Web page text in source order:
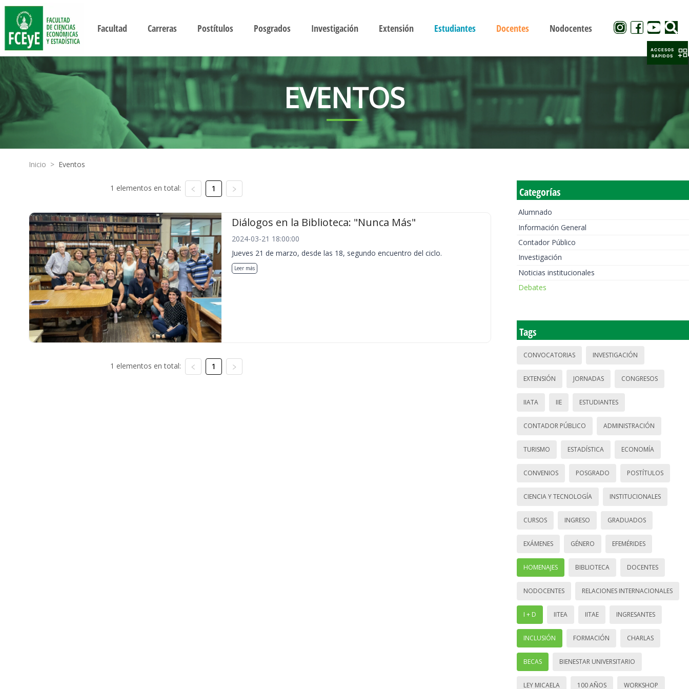
Facultad Carreras Postítulos Posgrados Investigación Extensión Estudiantes Docentes Nodocentes
EVENTOS
Inicio > Eventos
1 elementos en total: 1
Diálogos en la Biblioteca: "Nunca Más"
2024-03-21 18:00:00
Jueves 21 de marzo, desde las 18, segundo encuentro del ciclo.
Leer más
1 elementos en total: 1
Categorías
Alumnado
Información General
Contador Público
Investigación
Noticias institucionales
Debates
Tags
CONVOCATORIAS INVESTIGACIÓN
EXTENSIÓN JORNADAS CONGRESOS
IIATA IIE ESTUDIANTES
CONTADOR PÚBLICO ADMINISTRACIÓN
TURISMO ESTADÍSTICA ECONOMÍA
CONVENIOS POSGRADO POSTÍTULOS
CIENCIA Y TECNOLOGÍA INSTITUCIONALES
CURSOS INGRESO GRADUADOS
EXÁMENES GÉNERO EFEMÉRIDES
HOMENAJES BIBLIOTECA DOCENTES
NODOCENTES RELACIONES INTERNACIONALES
I + D IITEA IITAE INGRESANTES
INCLUSIÓN FORMACIÓN CHARLAS
BECAS BIENESTAR UNIVERSITARIO
LEY MICAELA 100 AÑOS WORKSHOP
ACCESOS
RAPIDOS